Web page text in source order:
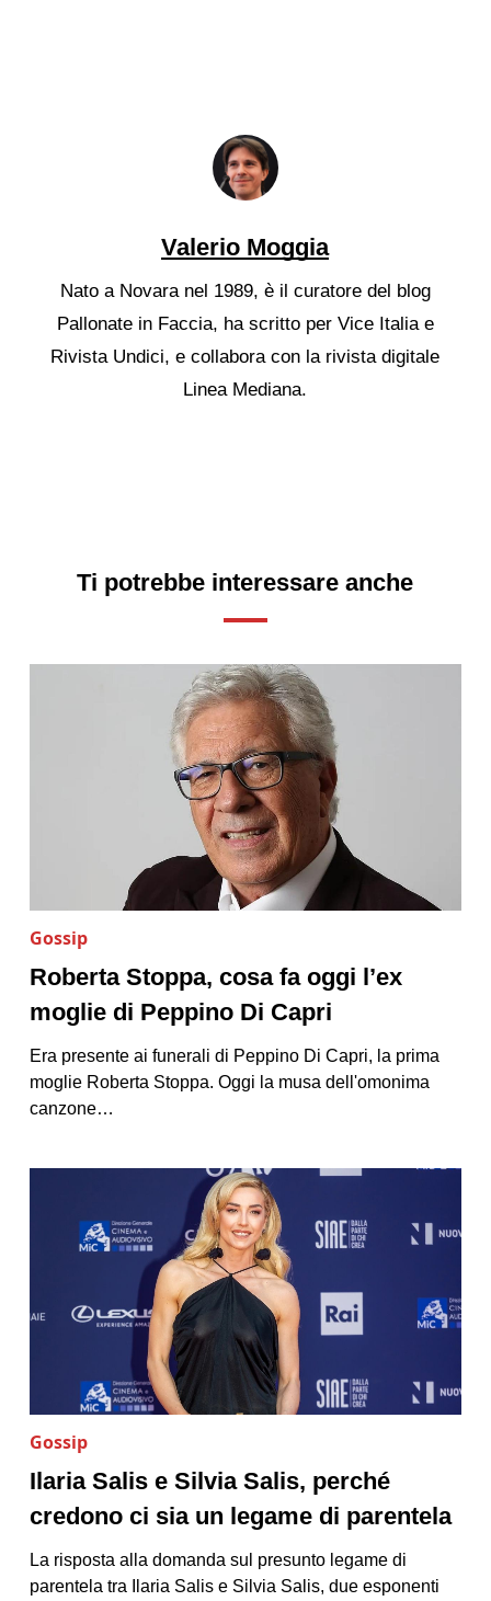
Valerio Moggia
Nato a Novara nel 1989, è il curatore del blog
Pallonate in Faccia, ha scritto per Vice Italia e
Rivista Undici, e collabora con la rivista digitale
Linea Mediana.
Ti potrebbe interessare anche
Gossip
Roberta Stoppa, cosa fa oggi l’ex
moglie di Peppino Di Capri
Era presente ai funerali di Peppino Di Capri, la prima
moglie Roberta Stoppa. Oggi la musa dell'omonima
canzone…
Gossip
Ilaria Salis e Silvia Salis, perché
credono ci sia un legame di parentela
La risposta alla domanda sul presunto legame di
parentela tra Ilaria Salis e Silvia Salis, due esponenti